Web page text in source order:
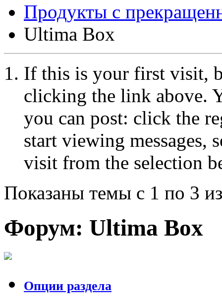
Продукты с
Ultima Box
If this is your first visit,
clicking the link above.
you can post: click the
start viewing messages,
visit from the selection
Показаны темы с 1 по 3
Форум: Ultima Box
Опции раздела